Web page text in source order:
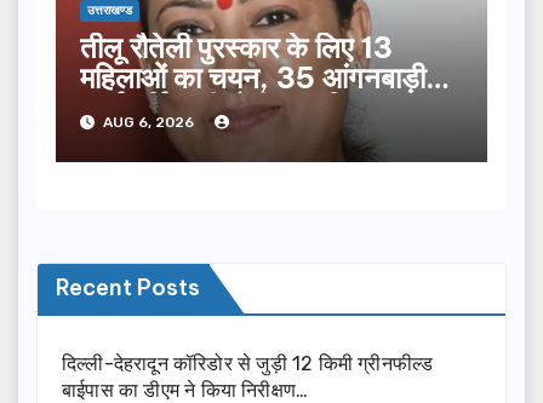
उत्तराखण्ड
तीलू रौतेली पुरस्कार के लिए 13
महिलाओं का चयन, 35 आंगनबाड़ी
कार्यकर्तियां भी होंगी सम्मानित…
AUG 6, 2026
Recent Posts
दिल्ली-देहरादून कॉरिडोर से जुड़ी 12 किमी ग्रीनफील्ड
बाईपास का डीएम ने किया निरीक्षण…